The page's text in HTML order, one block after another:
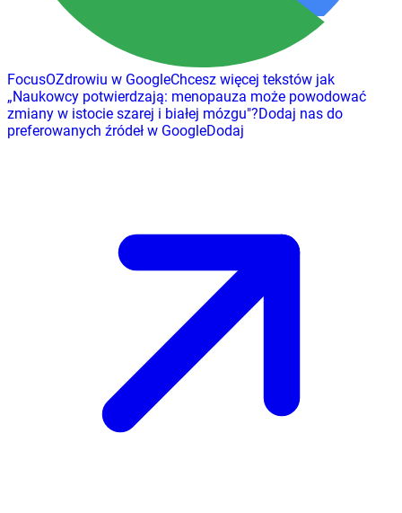
FocusOZdrowiu w GoogleChcesz więcej tekstów jak
„Naukowcy potwierdzają: menopauza może powodować
zmiany w istocie szarej i białej mózgu"?Dodaj nas do
preferowanych źródeł w GoogleDodaj